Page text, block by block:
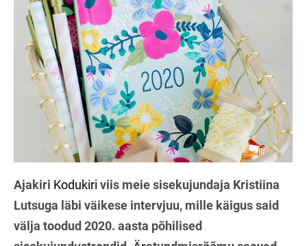
Ajakiri Kodukiri viis meie sisekujundaja Kristiina
Lutsuga läbi väikese intervjuu, mille käigus said
välja toodud 2020. aasta põhilised